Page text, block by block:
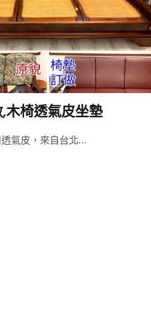
木椅透氣皮坐墊
氣皮，來自台北…